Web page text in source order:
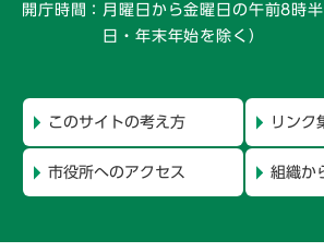
開庁時間： 月曜日から金曜日の午前8時
日・年末年始を除く）
このサイトの考え方 リンク
市役所へのアクセス 組織か